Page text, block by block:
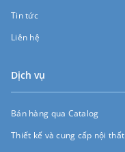
Tin tức
Liên hệ
Dịch vụ
Bán hàng qua Catalog
Thiết kế và cung cấp nội thất